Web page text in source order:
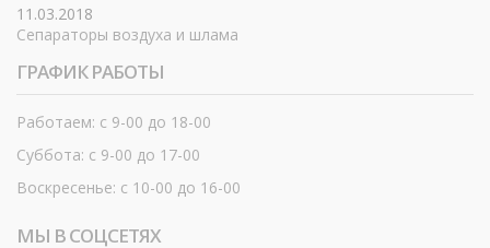
11.03.2018
Сепараторы воздуха и шлама
ГРАФИК РАБОТЫ
Работаем: с 9-00 до 18-00
Суббота: с 9-00 до 17-00
Воскресенье: с 10-00 до 16-00
МЫ В СОЦСЕТЯХ